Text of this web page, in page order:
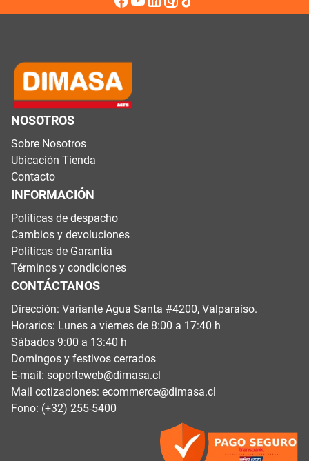
NOSOTROS
Sobre Nosotros
Ubicación Tienda
Contacto
INFORMACIÓN
Políticas de despacho
Cambios y devoluciones
Políticas de Garantía
Términos y condiciones
CONTÁCTANOS
Dirección: Variante Agua Santa #4200, Valparaíso.
Horarios: Lunes a viernes de 8:00 a 17:40 h
Sábados 9:00 a 13:40 h
Domingos y festivos cerrados
E-mail: soporteweb@dimasa.cl
Mail cotizaciones: ecommerce@dimasa.cl
Fono: (+32) 255-5400